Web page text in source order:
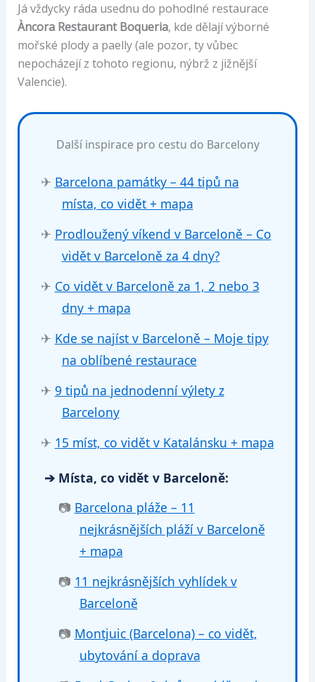
Já vždycky ráda usednu do pohodlné restaurace
Àncora Restaurant Boqueria, kde dělají výborné
mořské plody a paelly (ale pozor, ty vůbec
nepocházejí z tohoto regionu, nýbrž z jižnější
Valencie).
Další inspirace pro cestu do Barcelony
✈ Barcelona památky – 44 tipů na
místa, co vidět + mapa
✈ Prodloužený víkend v Barceloně – Co
vidět v Barceloně za 4 dny?
✈ Co vidět v Barceloně za 1, 2 nebo 3
dny + mapa
✈ Kde se najíst v Barceloně – Moje tipy
na oblíbené restaurace
✈ 9 tipů na jednodenní výlety z
Barcelony
✈ 15 míst, co vidět v Katalánsku + mapa
➔ Místa, co vidět v Barceloně:
📷 Barcelona pláže – 11
nejkrásnějších pláží v Barceloně
+ mapa
📷 11 nejkrásnějších vyhlídek v
Barceloně
📷 Montjuic (Barcelona) – co vidět,
ubytování a doprava